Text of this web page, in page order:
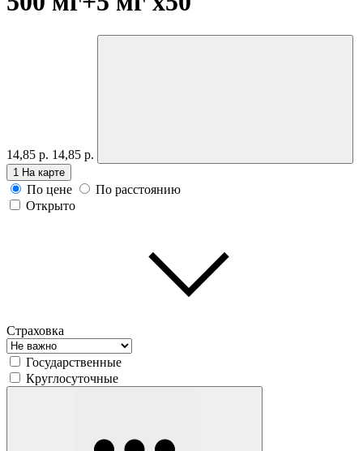
14,85 р. 14,85 р.
1 На карте
По цене
По расстоянию
Открыто
Страховка
Государственные
Круглосуточные